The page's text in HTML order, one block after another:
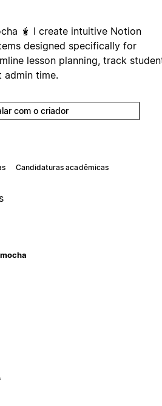
🧋 I create intuitive Notion
designed specifically for
lesson planning, track
admin time.
com o criador
Candidaturas acadêmicas